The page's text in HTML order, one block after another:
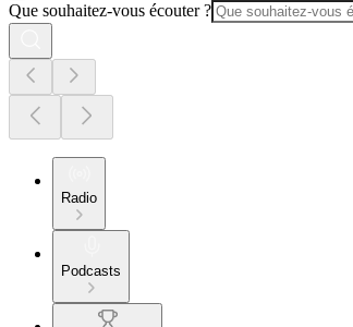
Que souhaitez-vous écouter ?
Radio
Podcasts